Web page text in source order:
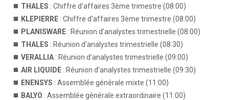
THALES : Chiffre d'affaires 3ème trimestre (08:00)
KLEPIERRE : Chiffre d'affaires 3ème trimestre (08:00)
PLANISWARE : Réunion d'analystes trimestrielle (08:00)
THALES : Réunion d'analystes trimestrielle (08:30)
VERALLIA : Réunion d'analystes trimestrielle (09:00)
AIR LIQUIDE : Réunion d'analystes trimestrielle (09:30)
ENENSYS : Assemblée générale mixte (11:00)
BALYO : Assemblée générale extraordinaire (11:00)